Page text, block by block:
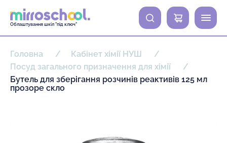
Облаштування шкіл "під ключ"
0
Головна
Кабінет хімії НУШ
Посуд загального призначення для хімії
Бутель для зберігання розчинів реактивів 125 мл
прозоре скло